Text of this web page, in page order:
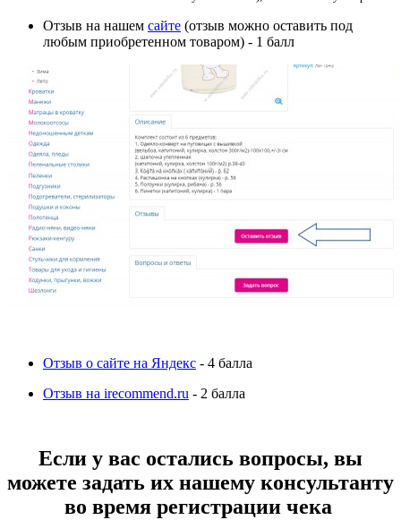
Отзыв на нашем сайте (отзыв можно оставить под
любым приобретенном товаром) - 1 балл
Отзыв о сайте на Яндекс - 4 балла
Отзыв на irecommend.ru - 2 балла
Если у вас остались вопросы, вы
можете задать их нашему консультанту
во время регистрации чека